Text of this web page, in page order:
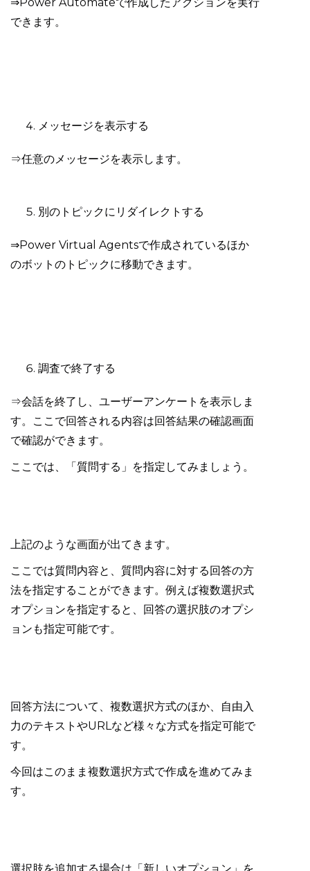
できます。
メッセージを表示する
⇒任意のメッセージを表示します。
別のトピックにリダイレクトする
⇒Power Virtual Agentsで作成されているほか
のボットのトピックに移動できます。
調査で終了する
⇒会話を終了し、ユーザーアンケートを表示しま
す。ここで回答される内容は回答結果の確認画面
で確認ができます。
ここでは、「質問する」を指定してみましょう。
上記のような画面が出てきます。
ここでは質問内容と、質問内容に対する回答の方
法を指定することができます。例えば複数選択式
オプションを指定すると、回答の選択肢のオプシ
ョンも指定可能です。
回答方法について、複数選択方式のほか、自由入
力のテキストやURLなど様々な方式を指定可能で
す。
今回はこのまま複数選択方式で作成を進めてみま
す。